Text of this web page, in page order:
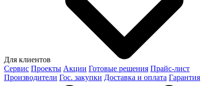
Для клиентов
Сервис Проекты Акции Готовые решения Прайс-лист
Производители Гос. закупки Доставка и оплата Гарантия